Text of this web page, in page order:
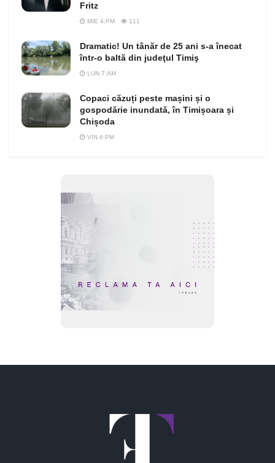
Fritz
MIE 4:PM 111
Dramatic! Un tânăr de 25 ani s-a înecat
într-o baltă din judeţul Timiş
LUN 7:AM
Copaci căzuți peste mașini și o
gospodărie inundată, în Timișoara și
Chișoda
VIN 6:PM